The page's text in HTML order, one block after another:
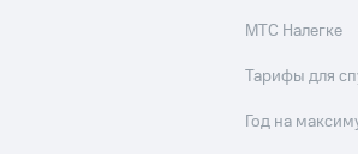
МТС Налегке
Тарифы для
Год на